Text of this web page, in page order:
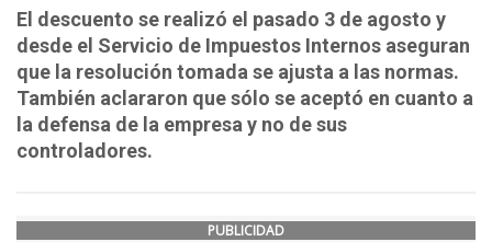
El descuento se realizó el pasado 3 de agosto y
desde el Servicio de Impuestos Internos aseguran
que la resolución tomada se ajusta a las normas.
También aclararon que sólo se aceptó en cuanto a
la defensa de la empresa y no de sus
controladores.
PUBLICIDAD